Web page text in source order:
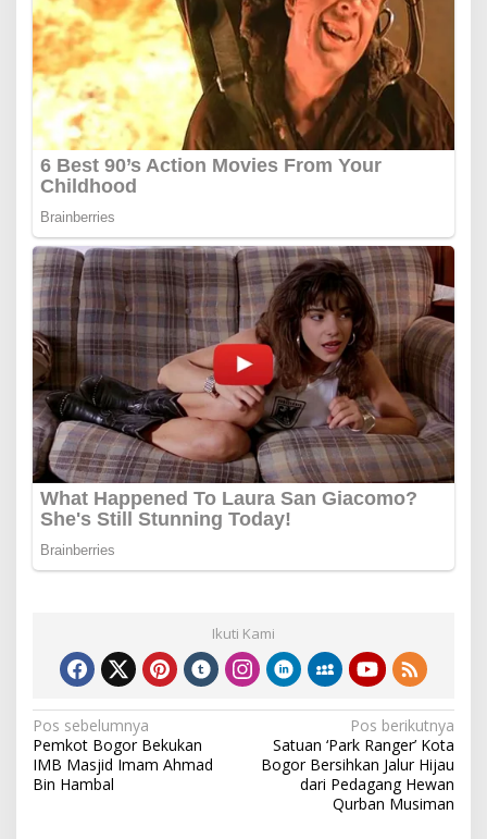
Ikuti Kami
Navigasi
pos
Pos sebelumnya
Pemkot Bogor Bekukan
IMB Masjid Imam Ahmad
Bin Hambal
Pos berikutnya
Satuan ‘Park Ranger’ Kota
Bogor Bersihkan Jalur Hijau
dari Pedagang Hewan
Qurban Musiman